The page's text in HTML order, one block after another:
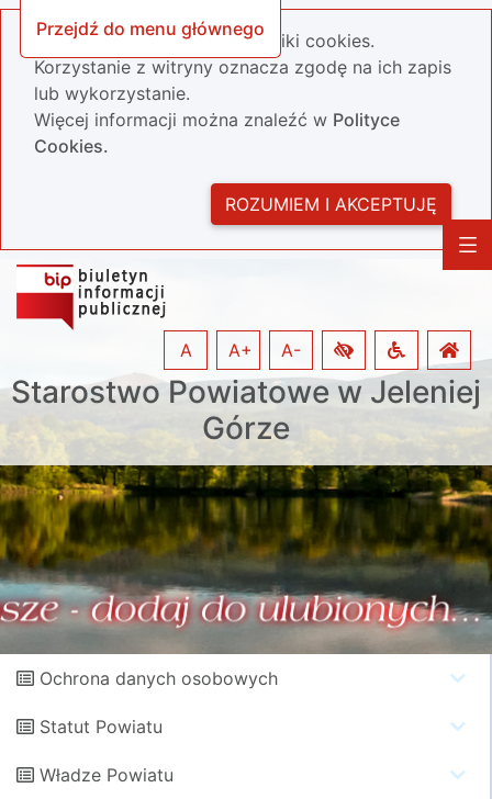
Przejdź do menu głównego
Nasza strona wykorzystuje pliki cookies.
Korzystanie z witryny oznacza zgodę na ich zapis
lub wykorzystanie.
Więcej informacji można znaleźć w Polityce
Cookies.
ROZUMIEM I AKCEPTUJĘ
Starostwo Powiatowe w Jeleniej
Górze
A A+ A-
Ochrona danych osobowych
Statut Powiatu
Władze Powiatu